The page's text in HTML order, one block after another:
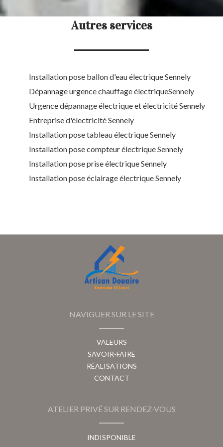
Autres services
Installation pose ballon d'eau électrique Sennely
Dépannage urgence chauffage électriqueSennely
Urgence dépannage électrique et électricité Sennely
Entreprise d'électricité Sennely
Installation pose tableau électrique Sennely
Installation pose compteur électrique Sennely
Installation pose prise électrique Sennely
Installation pose éclairage électrique Sennely
NAVIGUER SUR LE SITE
VALEURS
SAVOIR-FAIRE
RÉALISATIONS
CONTACT
ATELIER PRIVÉ SUR RENDEZ-VOUS
INDISPONIBLE